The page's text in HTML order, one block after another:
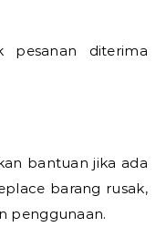
pesanan diterima
bantuan jika ada
barang rusak,
penggunaan.